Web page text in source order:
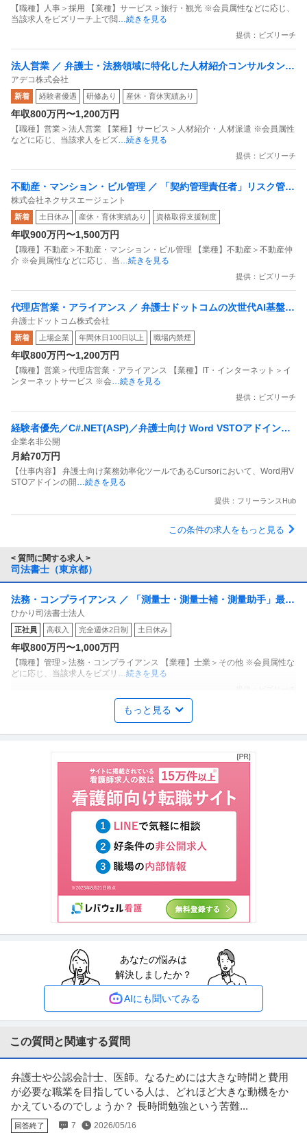
【職種】人事＞採用 【業種】サービス＞旅行・観光 ※会員属性などに応じ、
当該求人をビズリーチ上で閲…続きを見る
提供：ビズリーチ
法人営業 ／ 弁護士・法務領域に特化した人材紹介コンサルタント
（経験者採用）
アデコ株式会社
新着 経験者優遇 研修あり 産休・育休実績あり
年収800万円〜1,200万円
【職種】営業＞法人営業 【業種】サービス＞人材紹介・人材派遣 ※会員属性
などに応じ、当該求人をビズ…続きを見る
提供：ビズリーチ
不動産・マンション・ビル管理 ／ 「契約管理責任者」リスク管理
高度化と組織再建／若手組織の育成と業務フロー標準化／IPO準備
中／2025年度売上高201億円突破
株式会社ネクサスエージェント
新着 土日休み 産休・育休実績あり 資格取得支援制度
年収900万円〜1,500万円
【職種】不動産＞不動産・マンション・ビル管理 【業種】不動産＞不動産仲
介 ※会員属性などに応じ、当…続きを見る
提供：ビズリーチ
代理店営業・アライアンス ／ 弁護士ドットコムの次世代AI基盤
「LegalBrain」を社会の実装へ／アライアンスで新市場を創り出
すBizDev
弁護士ドットコム株式会社
新着 上場企業 年間休日100日以上 職場内禁煙
年収800万円〜1,200万円
【職種】営業＞代理店営業・アライアンス 【業種】IT・インターネット＞イ
ンターネットサービス ※会…続きを見る
提供：ビズリーチ
経験者優先／C#.NET(ASP)／弁護士向け Word VSTOアドイン開
発
企業名非公開
月給70万円
【仕事内容】 弁護士向け業務効率化ツールであるCursorにおいて、Word用V
STOアドインの開 …続きを見る
提供：フリーランスHub
この条件の求人をもっと見る
< 質問に関する求人 >
司法書士（東京都）
法務・コンプライアンス ／ 「測量士・測量士補・測量助手」最新
ドローン・3Dレーザースキャナーを駆使する先進的測量技術者／
創業90年の強固なグループ基盤／京都・丸太町駅徒歩1分／完全週
休2日（土日祝）
ひかり司法書士法人
正社員 高収入 完全週休2日制 土日休み
年収800万円〜1,000万円
【職種】管理＞法務・コンプライアンス 【業種】士業＞その他 ※会員属性な
どに応じ、当該求人をビズリ …続きを見る
個人営業 ／ 「リテール／相続関連顧客営業」
三菱UFJ信託銀行株式会社
年収800万円〜1,400万円
【職種】営業＞個人営業 【業種】金融＞銀行・信託銀行 ※会員属性などに応
じ、当該求人をビズリーチ上…続きを見る
法務・コンプライアンス ／ 「株式会社パルコ・法務部」エンタメ
コンテンツなど新規ビジネスを支える法務担当
リモートワーク
年収800万円〜1,000万円
【職種】管理＞法務・コンプライアンス 【業種】不動産＞デベロッパー ※会
員属性などに応じ、当該求人…続きを見る
経理（財務会計） ／ 「池袋」総務部スタッフ／総務財務経理／7
時間勤務／残業少なめ／各種手当充実
税理士法人第一経理
職場内禁煙
年収400万円〜600万円
性などに応じ、当該求人をビ…続きを見る
法人営業 ／ 「司法書士事務所向け」経営戦略コンサルタント
株式会社船井総合研究所
新着 正社員 U・IターンOK リモートワーク 土日休み
年収800万円〜1,000万円
もっと見る
あなたの悩みは
解決しましたか？
AIにも聞いてみる
この質問と関連する質問
弁護士や公認会計士、医師。なるためには大きな時間と費用
が必要な職業を目指している人は、どれほど大きな動機をか
かえているのでしょうか？ 長時間勉強という苦難...
回答終了 7 2026/05/16